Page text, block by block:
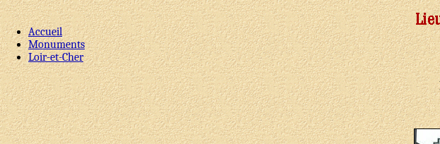
Accueil
Monuments
Loir-et-Cher